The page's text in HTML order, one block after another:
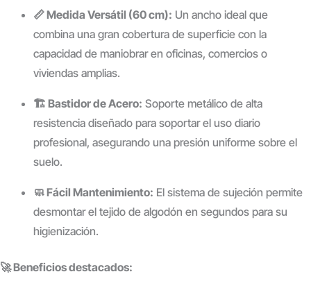
📏 Medida Versátil (60 cm): Un ancho ideal que
combina una gran cobertura de superficie con la
capacidad de maniobrar en oficinas, comercios o
viviendas amplias.
🏗️ Bastidor de Acero: Soporte metálico de alta
resistencia diseñado para soportar el uso diario
profesional, asegurando una presión uniforme sobre el
suelo.
🧼 Fácil Mantenimiento: El sistema de sujeción permite
desmontar el tejido de algodón en segundos para su
higienización.
🚀 Beneficios destacados: